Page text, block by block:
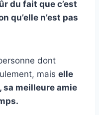
du fait que c’est
qu’elle n’est pas
dont
mais elle
meilleure amie